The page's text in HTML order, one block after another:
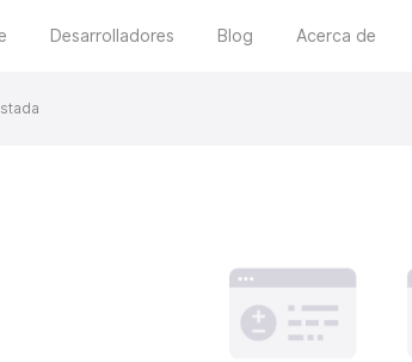
Desarrolladores Blog Acerca de